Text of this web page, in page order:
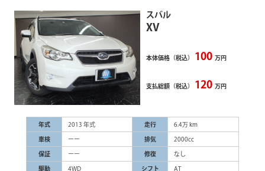
スバル
XV
本体価格（税込） 100 万円
支払総額（税込） 120 万円
年式 2013 年式 走行 6.4万 km
車検 ーー 排気 2000cc
保証 ーー 修復 なし
駆動 4WD シフト AT